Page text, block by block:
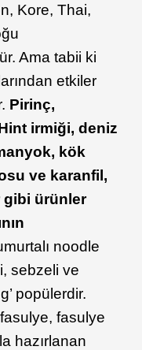
Kore, Thai,
Ama tabii ki
etkiler
Pirinç,
irmiği, deniz
kök
ve karanfil,
gibi ürünler
noodle
sebzeli ve
popülerdir.
fasulye
hazırlanan